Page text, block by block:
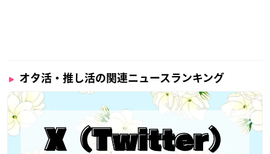
オタ活・推し活の関連ニュースランキング